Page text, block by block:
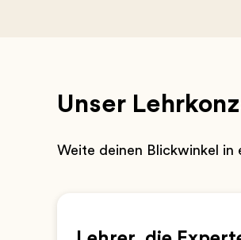
Unser
Weite deinen Blickwinkel in